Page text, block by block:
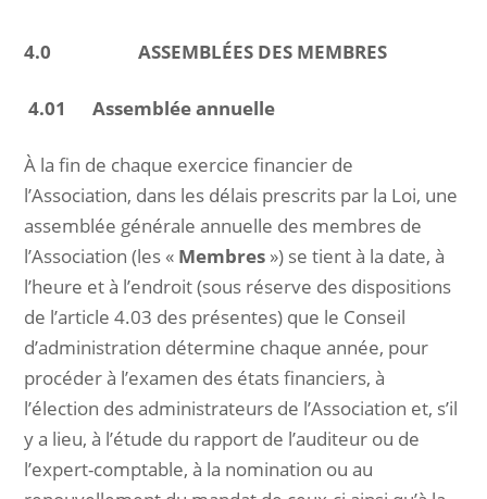
4.0 ASSEMBLÉES DES MEMBRES
4.01 Assemblée annuelle
À la fin de chaque exercice financier de
l’Association, dans les délais prescrits par la Loi, une
assemblée générale annuelle des membres de
l’Association (les « Membres ») se tient à la date, à
l’heure et à l’endroit (sous réserve des dispositions
de l’article 4.03 des présentes) que le Conseil
d’administration détermine chaque année, pour
procéder à l’examen des états financiers, à
l’élection des administrateurs de l’Association et, s’il
y a lieu, à l’étude du rapport de l’auditeur ou de
l’expert-comptable, à la nomination ou au